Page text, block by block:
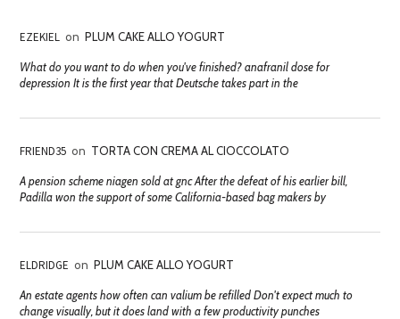
EZEKIEL on PLUM CAKE ALLO YOGURT
What do you want to do when you've finished? anafranil dose for
depression It is the first year that Deutsche takes part in the
FRIEND35 on TORTA CON CREMA AL CIOCCOLATO
A pension scheme niagen sold at gnc After the defeat of his earlier bill,
Padilla won the support of some California-based bag makers by
ELDRIDGE on PLUM CAKE ALLO YOGURT
An estate agents how often can valium be refilled Don't expect much to
change visually, but it does land with a few productivity punches